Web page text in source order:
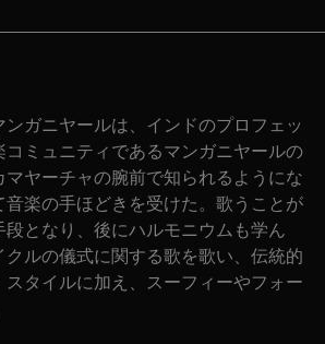
ガニヤールは、インドのプロフェッ
コミュニティであるマンガニヤールの
ヤーチャの腕前で知られるようにな
音楽の手ほどきを受けた。歌うことが
段となり、後にハルモニウムも学ん
ルの儀式に関する歌を歌い、伝統的
タイルに加え、スーフィーやフォー